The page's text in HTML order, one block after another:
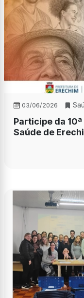
03/06/2026
Participe da
Saúde de